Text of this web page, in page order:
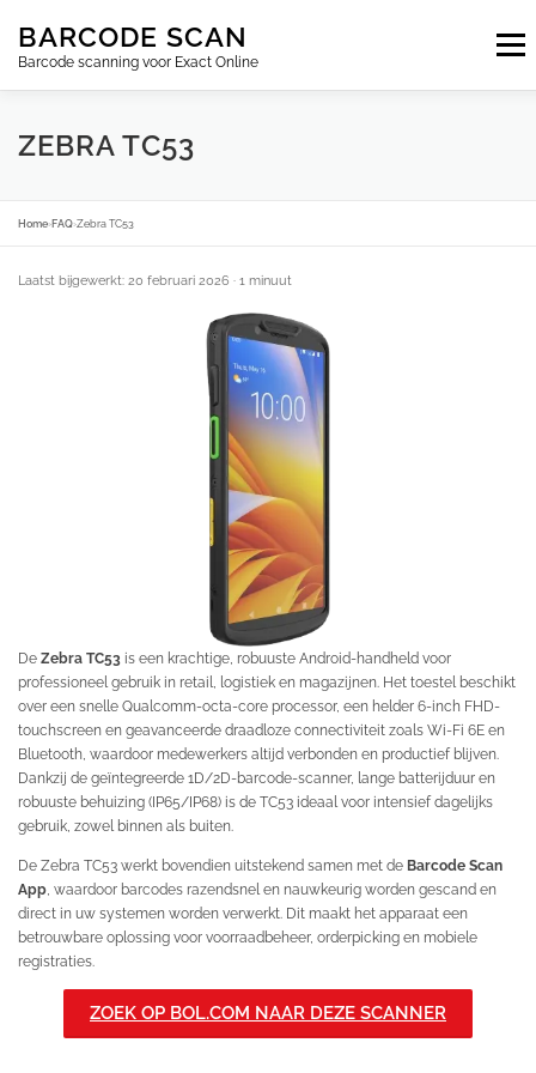
naarBARCODE SCAN
Barcode scanning voor Exact Online
Menu
ABONNEMENTEN
INLOGGEN
ZEBRA TC53
Home›FAQ›Zebra TC53
Laatst bijgewerkt: 20 februari 2026 · 1 minuut
De Zebra TC53 is een krachtige, robuuste Android-handheld voor
professioneel gebruik in retail, logistiek en magazijnen. Het toestel beschikt
over een snelle Qualcomm-octa-core processor, een helder 6-inch FHD-
touchscreen en geavanceerde draadloze connectiviteit zoals Wi-Fi 6E en
Bluetooth, waardoor medewerkers altijd verbonden en productief blijven.
Dankzij de geïntegreerde 1D/2D-barcode-scanner, lange batterijduur en
robuuste behuizing (IP65/IP68) is de TC53 ideaal voor intensief dagelijks
gebruik, zowel binnen als buiten.
De Zebra TC53 werkt bovendien uitstekend samen met de Barcode Scan
App , waardoor barcodes razendsnel en nauwkeurig worden gescand en
direct in uw systemen worden verwerkt. Dit maakt het apparaat een
betrouwbare oplossing voor voorraadbeheer, orderpicking en mobiele
registraties.
ZOEK OP BOL.COM NAAR DEZE SCANNER